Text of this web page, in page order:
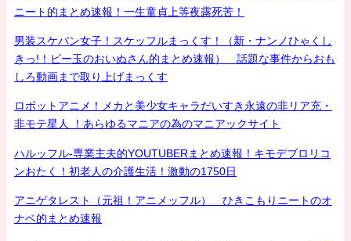
ニート的まとめ速報！一生童貞上等夜露死苦！
男装スケバン女子！スケッフルまっくす！（新・ナンノひゃくし
きっ!！ビー玉のおいぬさん的まとめ速報） 話題な事件からおも
しろ動画まで取り上げまっくす
ロボットアニメ！メカと美少女キャラだいすき永遠の非リア充・
非モテ星人 ！あらゆるマニアの為のマニアックサイト
ハルッフル-専業主夫的YOUTUBERまとめ速報！キモデブロリコ
ンおたく！初老人の介護生活！激動の1750日
アニゲタレスト（元祖！アニメッフル） ひきこもりニートのオ
ナベ的まとめ速報